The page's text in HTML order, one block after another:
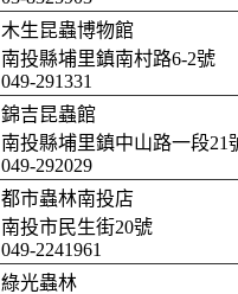
木生昆蟲博物館
南投縣埔里鎮南村路6-2號
049-291331
錦吉昆蟲館
南投縣埔里鎮中山路一段21
049-292029
都市蟲林南投店
南投市民生街20號
049-2241961
綠光蟲林